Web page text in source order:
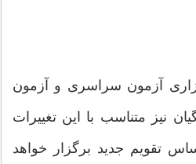
آزمون سراسری و آزمون
نیز متناسب با این تغییرات
تقویم جدید برگزار خواهد